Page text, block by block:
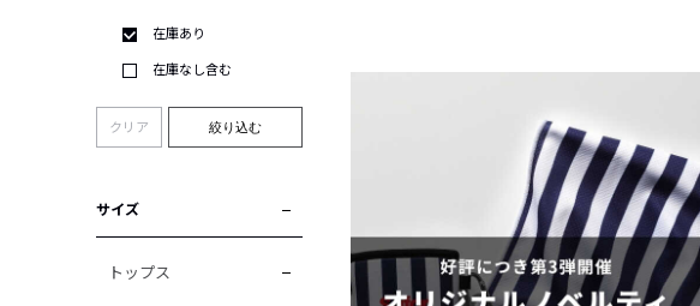
在庫あり
在庫なし含む
クリア 絞り込む
サイズ
トップス